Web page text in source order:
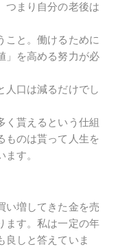
つまり自分の老後は
こと。働けるために
」を高める努力が必
人口は減るだけでし
く貰えるという仕組
ものは貰って人生を
す。
い増してきた金を売
ます。私は一定の年
良しと答えていま